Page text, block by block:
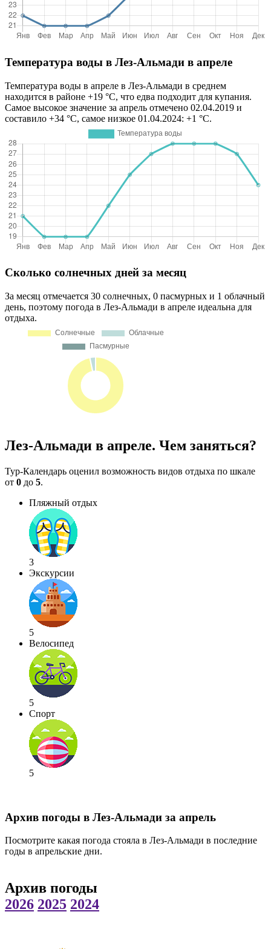
Температура воды в Лез-Альмади в апреле
Температура воды в апреле в Лез-Альмади в среднем
находится в районе +19 °C, что едва подходит для купания.
Самое высокое значение за апрель отмечено 02.04.2019 и
составило +34 °C, самое низкое 01.04.2024: +1 °C.
Сколько солнечных дней за месяц
За месяц отмечается 30 солнечных, 0 пасмурных и 1 облачный
день, поэтому погода в Лез-Альмади в апреле идеальна для
отдыха.
Лез-Альмади в апреле. Чем заняться?
Тур-Календарь оценил возможность видов отдыха по шкале
от 0 до 5.
Пляжный отдых
3
Экскурсии
5
Велосипед
5
Спорт
5
Архив погоды в Лез-Альмади за апрель
Посмотрите какая погода стояла в Лез-Альмади в последние
годы в апрельские дни.
Архив погоды
2026 2025 2024